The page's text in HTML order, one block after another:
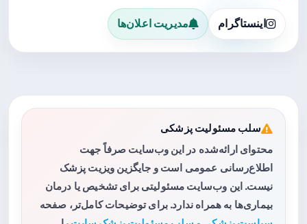
اینستاگرام مدیریت اعلان‌ها
سلب مسئولیت پزشکی
محتوای ارائه‌شده در این وب‌سایت صرفاً جهت
اطلاع‌رسانی عمومی است و جایگزین ویزیت پزشک
نیست. این وب‌سایت مسئولیتی برای تشخیص یا درمان
بیماری‌ها به همراه ندارد. برای توضیحات کامل‌تر، صفحه